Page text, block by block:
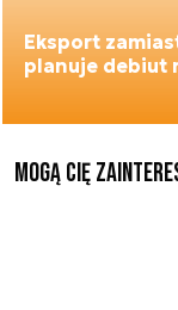
Eksport
planuje debiut
Mogą Cię